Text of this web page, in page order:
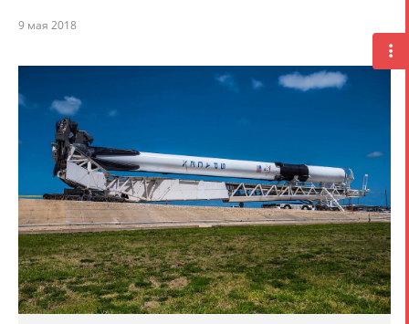
9 мая 2018